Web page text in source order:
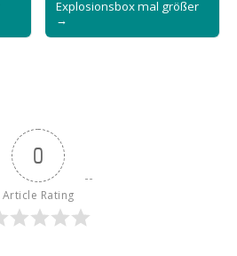
Explosionsbox mal größer
→
0
Article Rating